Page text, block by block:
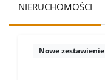
NIERUCHOMOŚCI
Nowe zestawienie